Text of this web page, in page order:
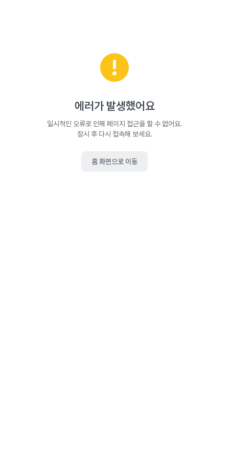
에러가 발생했어요
일시적인 오류로 인해 페이지 접근을 할 수 없어요.
잠시 후 다시 접속해 보세요.
홈 화면으로 이동